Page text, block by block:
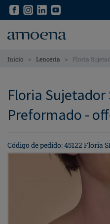
Skip
content
Skip
content
Inicio > Lenceria > Floria
Floria Sujetador
Preformado -
Código de pedido: 45122 Floria